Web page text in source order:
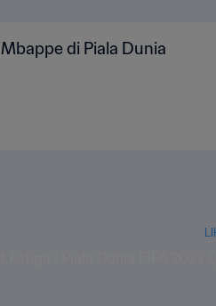
di Piala Dunia